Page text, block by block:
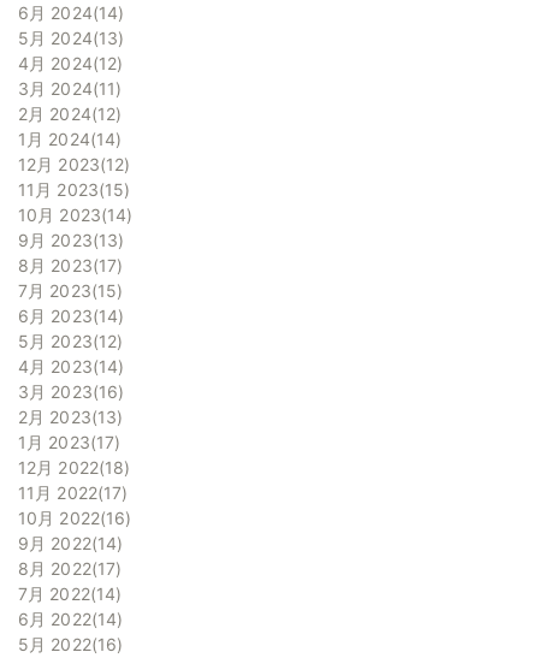
6月 2024 14
5月 2024 13
4月 2024 12
3月 2024 11
2月 2024 12
1月 2024 14
12月 2023 12
11月 2023 15
10月 2023 14
9月 2023 13
8月 2023 17
7月 2023 15
6月 2023 14
5月 2023 12
4月 2023 14
3月 2023 16
2月 2023 13
1月 2023 17
12月 2022 18
11月 2022 17
10月 2022 16
9月 2022 14
8月 2022 17
7月 2022 14
6月 2022 14
5月 2022 16